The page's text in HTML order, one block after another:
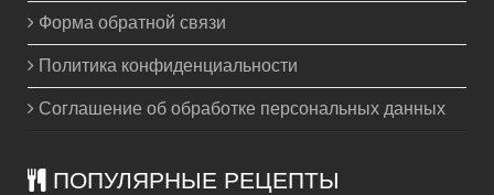
Форма обратной связи
Политика конфиденциальности
Соглашение об обработке персональных данных
ПОПУЛЯРНЫЕ РЕЦЕПТЫ